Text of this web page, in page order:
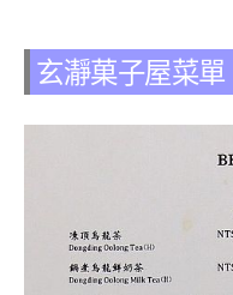
玄瀞菓子屋菜單